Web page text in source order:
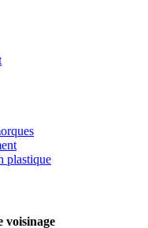
plastique
voisinage